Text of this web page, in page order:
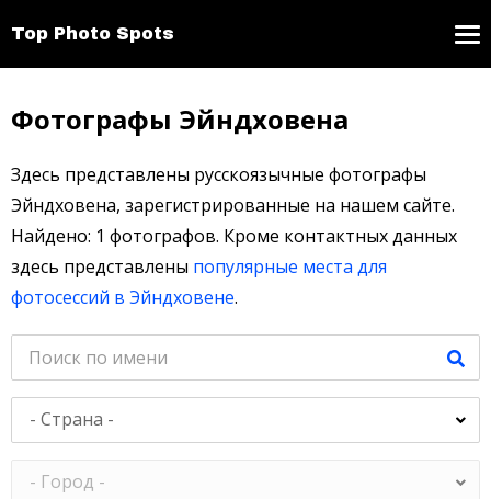
Top Photo Spots
Фотографы Эйндховена
Здесь представлены русскоязычные фотографы
Эйндховена, зарегистрированные на нашем сайте.
Найдено: 1 фотографов. Кроме контактных данных
здесь представлены популярные места для
фотосессий в Эйндховене.